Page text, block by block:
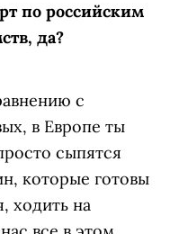
по российским
да?
с
в Европе ты
сыпятся
которые готовы
ходить на